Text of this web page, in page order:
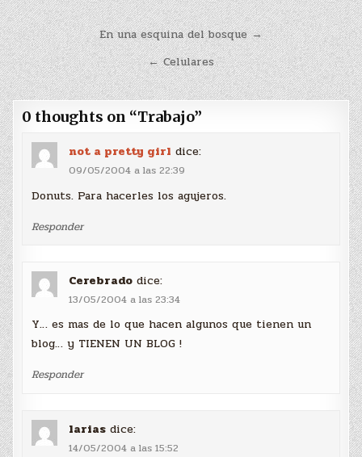
Navegación
de
entradas
En una esquina del bosque →
← Celulares
0 thoughts on “Trabajo”
not a pretty girl dice:
09/05/2004 a las 22:39
Donuts. Para hacerles los agujeros.
Responder
Cerebrado dice:
13/05/2004 a las 23:34
Y… es mas de lo que hacen algunos que tienen un
blog… y TIENEN UN BLOG !
Responder
larias dice:
14/05/2004 a las 15:52